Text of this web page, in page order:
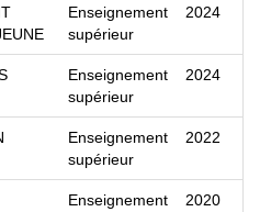
Enseignement
supérieur
2024
Enseignement
supérieur
2024
Enseignement
supérieur
2022
Enseignement
2020